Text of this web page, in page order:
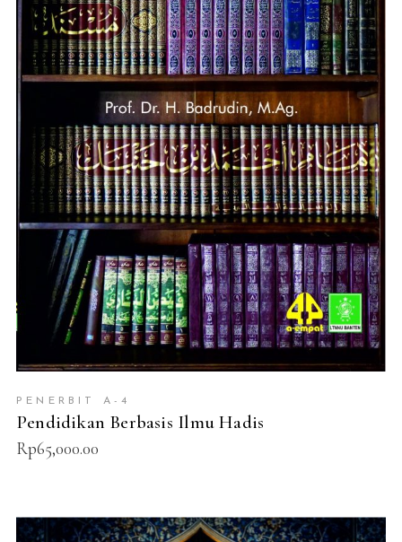
ADD TO CART
PENERBIT A-4
Pendidikan Berbasis Ilmu Hadis
Rp65,000.00